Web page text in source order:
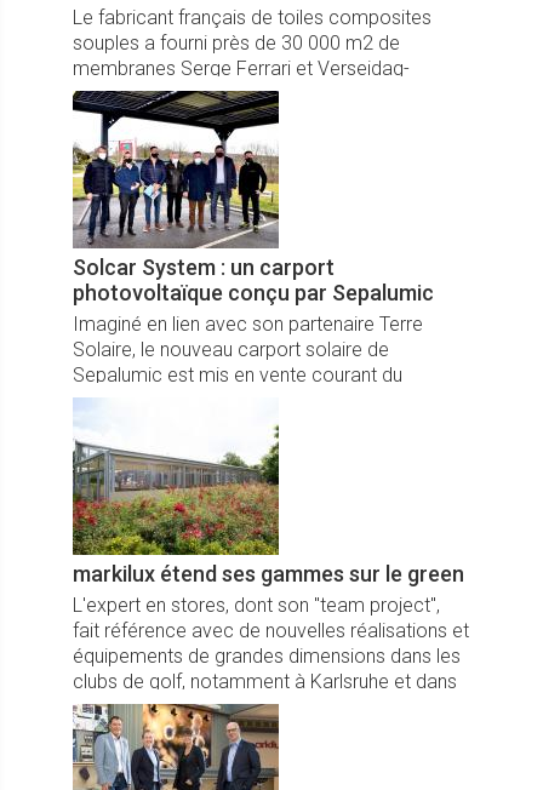
Le fabricant français de toiles composites
souples a fourni près de 30 000 m2 de
membranes Serge Ferrari et Verseidag-
Indutex pour la construction du stade Ahmed-
Ben-Ali situé à Al Rayyan au Qatar.
Solcar System : un carport
photovoltaïque conçu par Sepalumic
Imaginé en lien avec son partenaire Terre
Solaire, le nouveau carport solaire de
Sepalumic est mis en vente courant du
second semestre 2021.
markilux étend ses gammes sur le green
L'expert en stores, dont son "team project",
fait référence avec de nouvelles réalisations et
équipements de grandes dimensions dans les
clubs de golf, notamment à Karlsruhe et dans
la région de Münster.